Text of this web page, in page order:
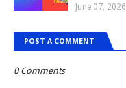
June 07, 2026
POST A COMMENT
0 Comments